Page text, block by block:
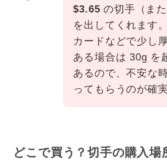
$3.65 の切手（また
を出してくれます
カードなどで少し
ある場合は 30g を
あるので、不安な
ってもらうのが確
どこで買う？切手の購入場